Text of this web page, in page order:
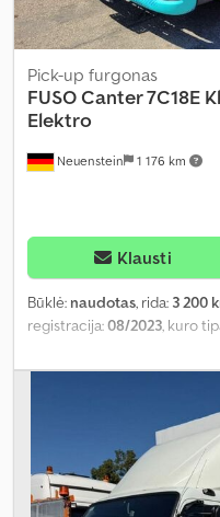
Neuenstein 1 176 km
Pick-up furgonas
FUSOCanter 7C18E
Elektro
Klausti
Būklė: naudotas, rida: 3 200
registracija:08/2023, kuro
automatinis, sėdimų vietų
400